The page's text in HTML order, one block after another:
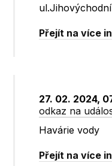
Přejít na více
27. 02. 2024,
odkaz na
Havárie vody
Přejít na více